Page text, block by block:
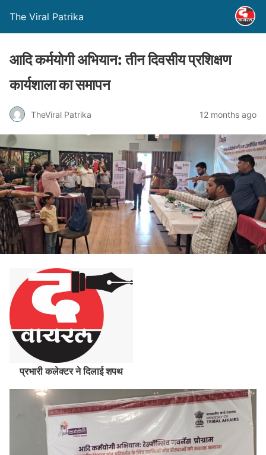
The Viral Patrika
आदि कर्मयोगी अभियान: तीन दिवसीय प्रशिक्षण
कार्यशाला का समापन
TheViral Patrika 12 months ago
प्रभारी कलेक्टर ने दिलाई शपथ